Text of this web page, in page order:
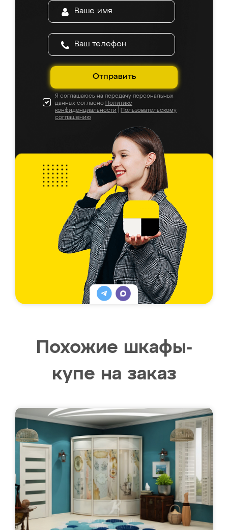
Отправить
Я соглашаюсь на передачу персональных
данных согласно Политике
конфиденциальности
Пользовательскому
соглашению
Похожие шкафы-
купе на заказ